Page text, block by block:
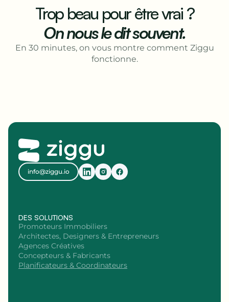
Trop beau pour être vrai ?
On nous le dit souvent.
En 30 minutes, on vous montre comment Ziggu
fonctionne.
info@ziggu.io
DES SOLUTIONS
Promoteurs Immobiliers
Architectes, Designers & Entrepreneurs
Agences Créatives
Concepteurs & Fabricants
Planificateurs & Coordinateurs